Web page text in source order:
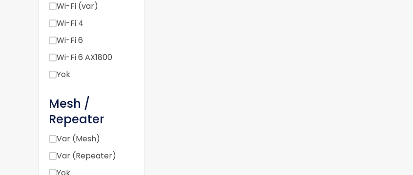
Wi-Fi (var)
Wi-Fi 4
Wi-Fi 6
Wi-Fi 6 AX1800
Yok
Mesh /
Repeater
Var (Mesh)
Var (Repeater)